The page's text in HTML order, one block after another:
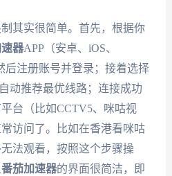
其实很简单。首先，根据你
器APP（安卓、iOS、
后注册账号并登录；接着选择
动推荐最优线路；连接成功
台（比如CCTV5、咪咕视
访问了。比如在香港看咪咕
法观看，按照这个步骤操
番茄加速器的界面很简洁，即